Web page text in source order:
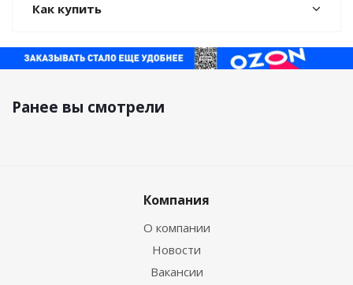
Как купить
Ранее вы смотрели
Компания
О компании
Новости
Вакансии